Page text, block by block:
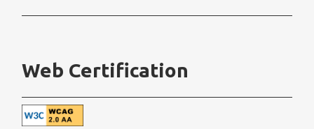
Web Certification